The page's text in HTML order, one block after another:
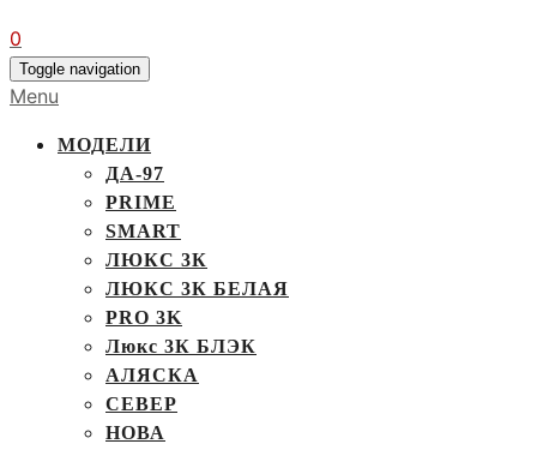
0
Toggle navigation
Menu
МОДЕЛИ
ДА-97
PRIME
SMART
ЛЮКС 3К
ЛЮКС 3К БЕЛАЯ
PRO 3K
Люкс 3К БЛЭК
АЛЯСКА
СЕВЕР
НОВА